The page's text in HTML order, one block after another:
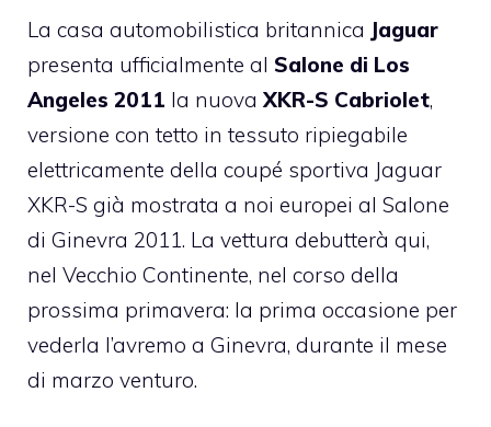
La casa automobilistica britannica Jaguar
presenta ufficialmente al Salone di Los
Angeles 2011 la nuova XKR-S Cabriolet,
versione con tetto in tessuto ripiegabile
elettricamente della coupé sportiva Jaguar
XKR-S già mostrata a noi europei al Salone
di Ginevra 2011. La vettura debutterà qui,
nel Vecchio Continente, nel corso della
prossima primavera: la prima occasione per
vederla l’avremo a Ginevra, durante il mese
di marzo venturo.